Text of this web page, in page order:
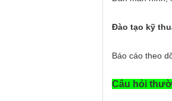
Đào tạo kỹ
Báo cáo theo
Câu hỏi